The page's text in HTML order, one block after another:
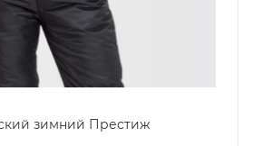
зимний Престиж